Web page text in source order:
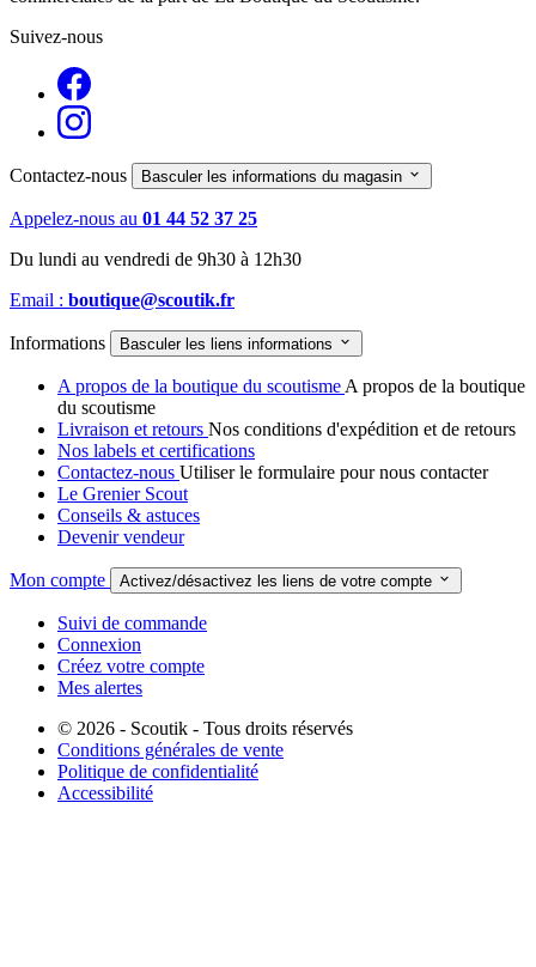
Suivez-nous
Contactez-nous Basculer les informations du magasin 
Appelez-nous au 01 44 52 37 25
Du lundi au vendredi de 9h30 à 12h30
Email : boutique@scoutik.fr
Informations Basculer les liens informations 
A propos de la boutique du scoutismeA propos de la boutique
du scoutisme
Livraison et retours Nos conditions d'expédition et de retours
Nos labels et certifications
Contactez-nous Utiliser le formulaire pour nous contacter
Le Grenier Scout
Conseils & astuces
Devenir vendeur
Mon compte Activez/désactivez les liens de votre compte 
Suivi de commande
Connexion
Créez votre compte
Mes alertes
© 2026 - Scoutik - Tous droits réservés
Conditions générales de vente
Politique de confidentialité
Accessibilité